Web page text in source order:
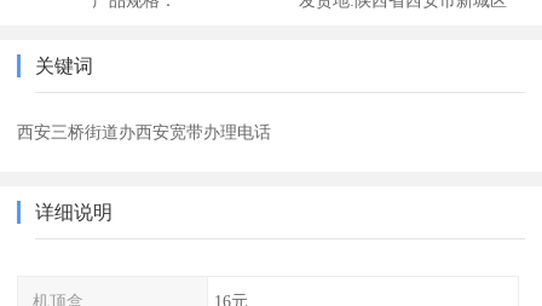
关键词
西安三桥街道办西安宽带办理电话
详细说明
机顶盒 16元